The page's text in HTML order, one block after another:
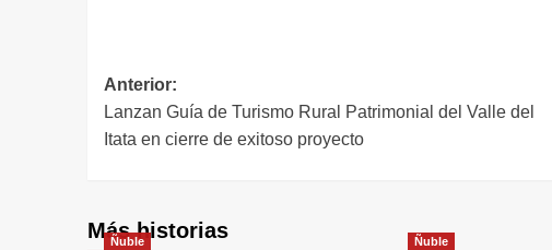
Anterior:
Lanzan Guía de Turismo Rural Patrimonial del Valle del
Itata en cierre de exitoso proyecto
Más historias
Ñuble Ñuble